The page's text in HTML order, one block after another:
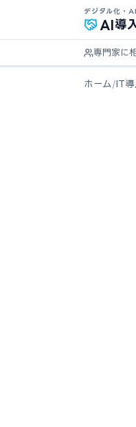
デジタル化・
AI導
専門家に
ホーム /IT